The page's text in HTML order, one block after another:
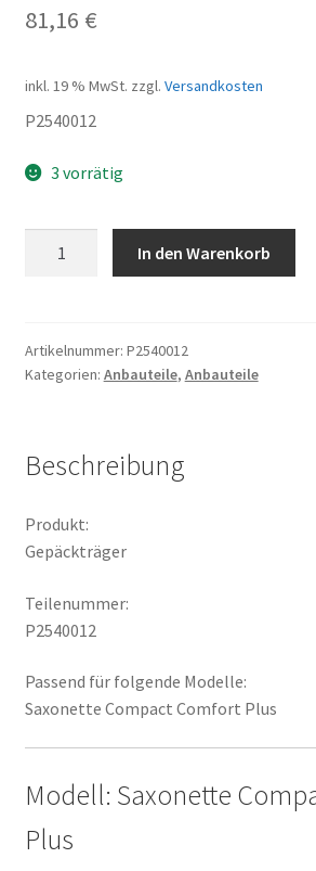
81,16 €
inkl. 19 % MwSt. zzgl. Versandkosten
P2540012
3 vorrätig
In den Warenkorb
Artikelnummer: P2540012
Kategorien: Anbauteile, Anbauteile
Beschreibung
Produkt:
Gepäckträger
Teilenummer:
P2540012
Passend für folgende Modelle:
Saxonette Compact Comfort Plus
Modell: Saxonette
Plus